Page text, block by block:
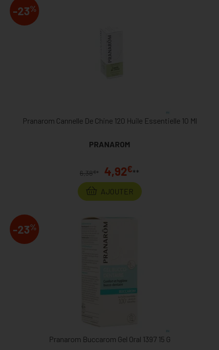
-23%
Pranarom Cannelle De Chine 120 Huile Essentielle 10 Ml
PRANAROM
6,38€* 4,92€**
AJOUTER
-23%
Pranarom Buccarom Gel Oral 1397 15 G